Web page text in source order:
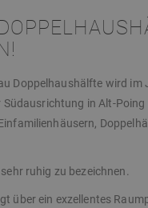
Doppelhaushälfte wird
in Alt-
ruhig zu bezeichnen.
über ein exzellentes